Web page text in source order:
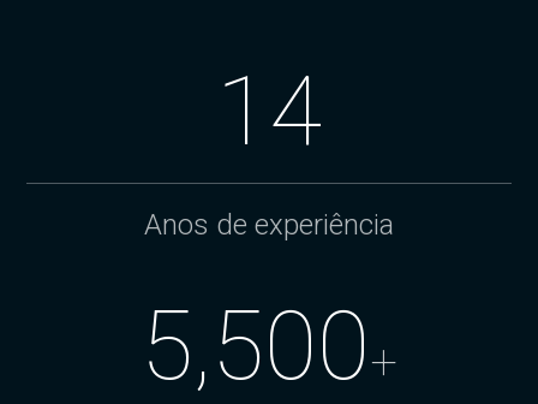
14
Anos de experiência
5,500+